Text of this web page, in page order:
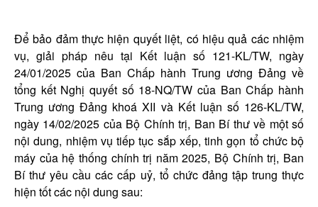
Để bảo đảm thực hiện quyết liệt, có hiệu quả các nhiệm
vụ, giải pháp nêu tại Kết luận số 121-KL/TW, ngày
24/01/2025 của Ban Chấp hành Trung ương Đảng về
tổng kết Nghị quyết số 18-NQ/TW của Ban Chấp hành
Trung ương Đảng khoá XII và Kết luận số 126-KL/TW,
ngày 14/02/2025 của Bộ Chính trị, Ban Bí thư về một số
nội dung, nhiệm vụ tiếp tục sắp xếp, tinh gọn tổ chức bộ
máy của hệ thống chính trị năm 2025, Bộ Chính trị, Ban
Bí thư yêu cầu các cấp uỷ, tổ chức đảng tập trung thực
hiện tốt các nội dung sau: